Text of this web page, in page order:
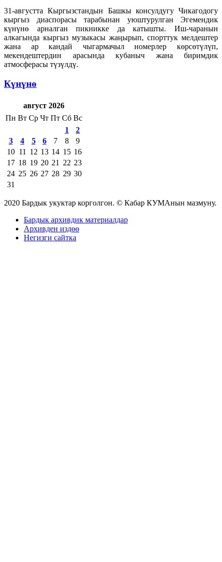
31-августта Кыргызстандын Башкы консулдугу Чикагодогу
кыргыз диаспорасы тарабынан уюштурулган Эгемендик
күнүнө арналган пикникке да катышты. Иш-чаранын
алкагында кыргыз музыкасы жаңырып, спорттук мелдештер
жана ар кандай чыгармачыл номерлер көрсөтүлүп,
мекендештердин арасында кубаныч жана биримдик
атмосферасы түзүлдү.
Күнүнө
август 2026
Пн Вт Ср Чт Пт Сб Вс
1
2
3
4 5 6 7 8
9
10 11 12 13 14 15 16
17 18 19 20 21 22 23
24 25 26 27 28 29 30
31
2020 Бардык укуктар корголгон. © Кабар КУМАнын мазмуну.
Бардык архивдик материалдар
Архивден издөө
Негизги сайтка